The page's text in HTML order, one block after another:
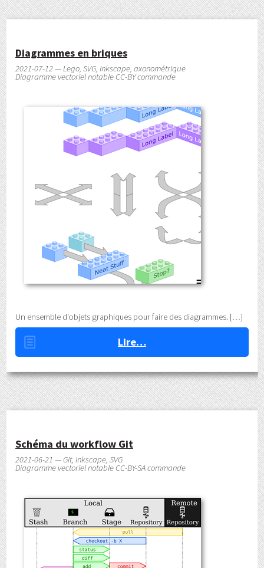
Diagrammes en briques
2021-07-12 — Lego, SVG, inkscape, axonométrique
Diagramme vectoriel notable CC-BY commande
Un ensemble d'objets graphiques pour faire des diagrammes.
Lire…
Schéma du workflow Git
2021-06-21 — Git, Inkscape, SVG
Diagramme vectoriel notable CC-BY-SA commande